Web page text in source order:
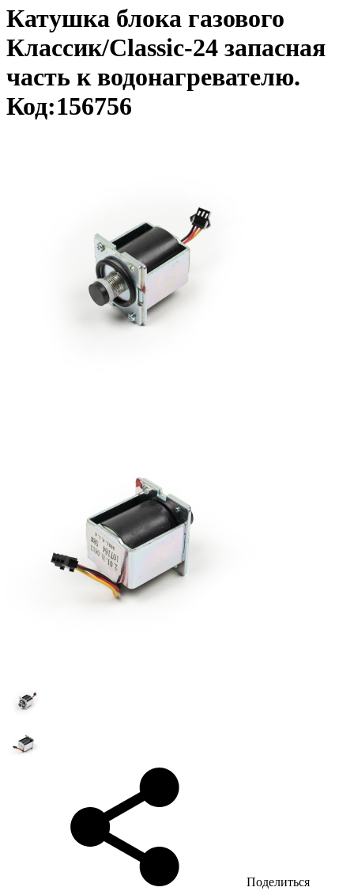
Катушка блока газового
Классик/Classic-24 запасная
часть к водонагревателю.
Код:156756
Поделиться